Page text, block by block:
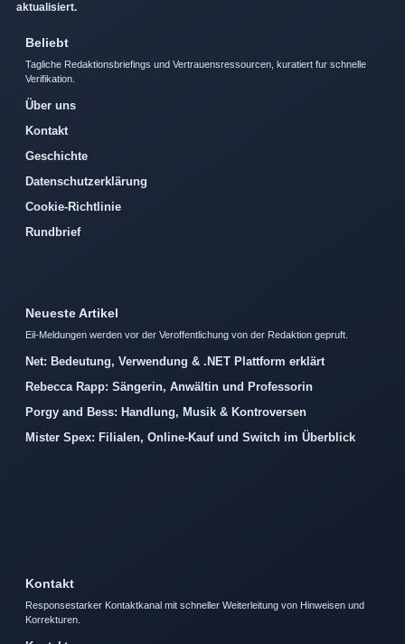
aktualisiert.
Beliebt
Tagliche Redaktionsbriefings und Vertrauensressourcen, kuratiert fur schnelle
Verifikation.
Über uns
Kontakt
Geschichte
Datenschutzerklärung
Cookie-Richtlinie
Rundbrief
Neueste Artikel
Eil-Meldungen werden vor der Veroffentlichung von der Redaktion gepruft.
Net: Bedeutung, Verwendung & .NET Plattform erklärt
Rebecca Rapp: Sängerin, Anwältin und Professorin
Porgy and Bess: Handlung, Musik & Kontroversen
Mister Spex: Filialen, Online-Kauf und Switch im Überblick
Kontakt
Responsestarker Kontaktkanal mit schneller Weiterleitung von Hinweisen und
Korrekturen.